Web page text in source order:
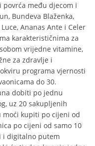
povrća među djecom i
Bundeva Blaženka,
Ananas Ante i Celer
karakterističnima za
vrijedne vitamine,
za zdravlje i
programa vjernosti
do 30.
dobiti po jednu
uz 20 sakupljenih
kupiti po cijeni od
po cijeni od samo 10
i digitalno putem